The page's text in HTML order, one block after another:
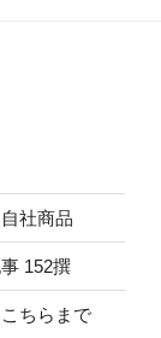
社商品
152撰
ちらまで